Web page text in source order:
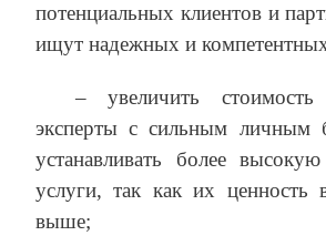
потенциальных клиентов и
ищут надежных и
– увеличить
эксперты с сильным личным
устанавливать более
услуги, так как их ценность
выше;